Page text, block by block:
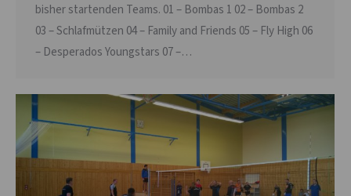
bisher startenden Teams. 01 – Bombas 1 02 – Bombas 2
03 – Schlafmützen 04 – Family and Friends 05 – Fly High 06
– Desperados Youngstars 07 –…